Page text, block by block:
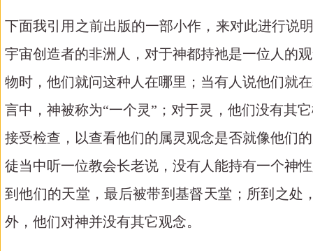
下面我引用之前出版的一部小作，来对此进行说
宇宙创造者的非洲人，对于神都持祂是一位人的
物时，他们就问这种人在哪里；当有人说他们就
言中，神被称为“一个灵”；对于灵，他们没有其
接受检查，以查看他们的属灵观念是否就像他们
徒当中听一位教会长老说，没有人能持有一个神
到他们的天堂，最后被带到基督天堂；所到之
外，他们对神并没有其它观念。